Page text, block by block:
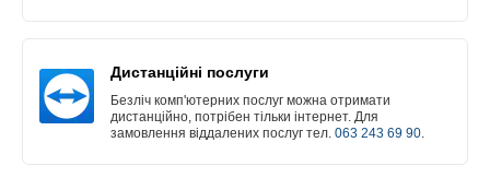
Дистанційні послуги
Безліч комп'ютерних послуг можна отримати
дистанційно, потрібен тільки інтернет. Для
замовлення віддалених послуг тел. 063 243 69 90.